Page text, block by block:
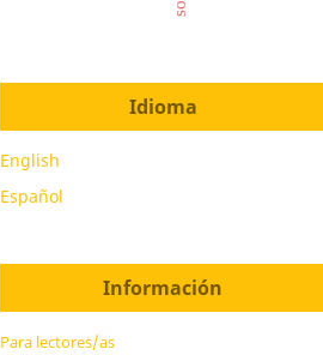
Idioma
English
Español
Información
Para lectores/as